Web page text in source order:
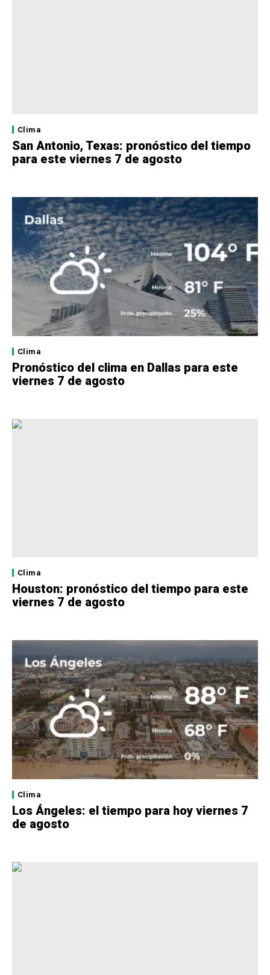
Clima
San Antonio, Texas: pronóstico del tiempo
para este viernes 7 de agosto
Clima
Pronóstico del clima en Dallas para este
viernes 7 de agosto
Clima
Houston: pronóstico del tiempo para este
viernes 7 de agosto
Clima
Los Ángeles: el tiempo para hoy viernes 7
de agosto